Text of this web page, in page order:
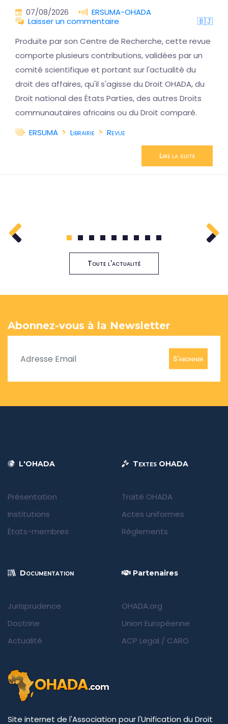
07/08/2026
ERSUMA-OHADA
Laisser un commentaire
🇧🇯
Produite par son Centre de Recherche, cette revue
comporte plusieurs contributions, validées par un
comité scientifique et portant sur l'actualité du
droit des affaires, qu'il s'agisse du Droit OHADA, du
Droit national des États Parties, des autres Droits
communautaires africains ou du Droit comparé.
ERSUMA
Librairie Revue
Lire la suite
1 2 3 4 5 6 7 8 9
Toute l'actualité
Abonnez-vous à la Newsletter
S'abonner
L'OHADA
Présentation
Institutions
États-membres
Textes OHADA
Traité OHADA
Actes uniformes
Règlements
Documentation
Jurisprudence
Doctrine
Actualité
Partenaires
OHADA.org
Union Européenne
ACP Legal / CARO
Site internet de l'Association pour l'Unification du Droit